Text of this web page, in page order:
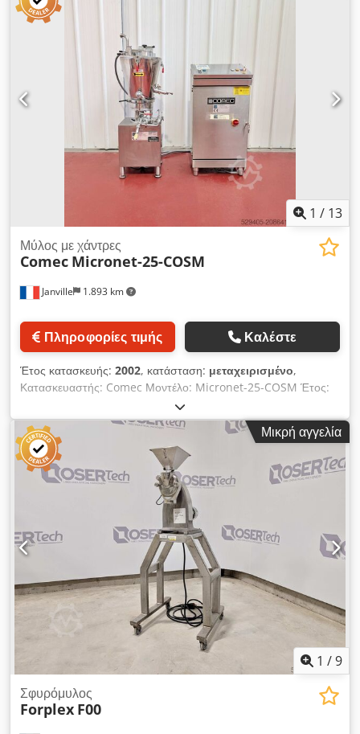
1 / 13
Janville 1.893 km
Μύλος με χάντρες
Comec Micronet-25-COSM
Πληροφορίες τιμής Καλέστε
Έτος κατασκευής: 2002, κατάσταση: μεταχειρισμένο,
Κατασκευαστής: Comec Μοντέλο: Micronet-25-COSM Έτος:
2002 Τύπος: ΜΗΧΑΝΗ ΔΙΑΣΠΟΡΑΣ & ΑΛΕΣΗΣ Χρήσιμος
όγκος: 3 - 22 L Cjdpfsx R Dgpox Aggorf Ισχύς κινητήρα: 4 kW
Υλικό: Ανοξείδωτος χάλυβας Ηλεκτρικός πίνακας με
μετατροπέα συχνότητας. Χρονοδιακόπτης κύκλου εργασίας για
αυτόματη διακοπή. Διπλό τοίχωμα (μανδύας) Άνω φόρτωση
υγρών Διασπορά με αποσυσσωματωτήρα (turbine) + αλέση
με άμμο Συνεχής ανακυκλοφορία μεταξύ του άνω διασπορέα
καλαθιού και του κάτω θαλάμου άλεσης μέχρι να επιτευχθεί η
επιθυμητή λεπτότητα. Καλλυντικές εφαρμογές: Ιδιαίτερα
κατάλληλο για σταθερή διασπορά ελαίων σε νερό, προσθήκη
χρωστικών και συγκολλητικών, καθώς και ανάμιξη χρωμάτων
σε προϊόντα όπως τα βερνίκια νυχιών.
Μικρή αγγελία
1 /9
Σφυρόμυλος
Forplex F00